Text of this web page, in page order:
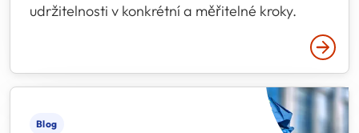
udržitelnosti v konkrétní a měřitelné kroky.
Blog